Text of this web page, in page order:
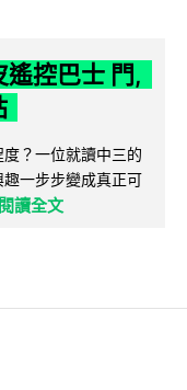
遙控巴士 門,
？一位就讀中三的
一步步變成真正可
閱讀全文